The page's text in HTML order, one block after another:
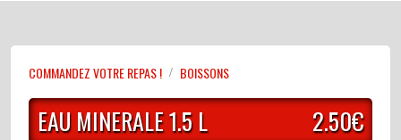
COMMANDEZ VOTRE REPAS ! BOISSONS
EAU MINERALE 1.5 L 2.50€